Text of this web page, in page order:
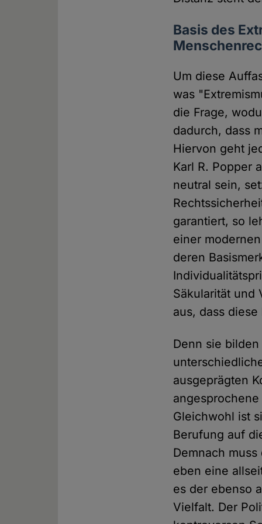
Basis des
Um diese
was
die Frage,
dadurch, dass
Hiervon geht
Karl R. Popper
neutral sein,
garantiert, so
einer
deren
Säkularität und
aus, dass
Denn sie
ausgeprägten
Gleichwohl ist
Berufung auf
Demnach
eben eine
es der ebenso
Vielfalt. Der